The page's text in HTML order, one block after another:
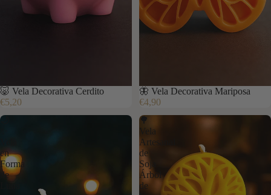
🐷 Vela Decorativa Cerdito
€5,20
🦋 Vela Decorativa Mariposa
€4,90
🌙
en
Forma
de
🌳
Vela
Artesanal
de
Soja
Árbol
de